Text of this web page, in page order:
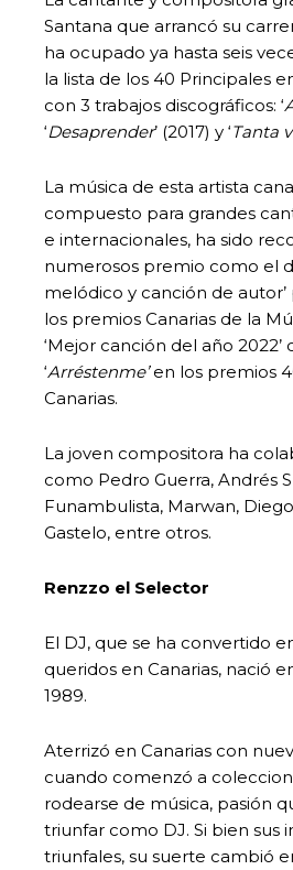
Santana que arrancó su
ha ocupado ya hasta seis
la lista de los 40 Principales
con 3 trabajos discográficos: ‘
‘Desaprender’ (2017) y ‘Tanta
La música de esta artista
compuesto para grandes
e internacionales, ha sido
numerosos premio como el
melódico y canción de autor’
los premios Canarias de la
‘Mejor canción del año 2022’
‘Arréstenme’en los premios
Canarias.
La joven compositora ha
como Pedro Guerra, Andrés
Funambulista, Marwan,
Gastelo, entre otros.
Renzzo el Selector
El DJ, que se ha convertido
queridos en Canarias, nació
1989.
Aterrizó en Canarias con
cuando comenzó a
rodearse de música, pasión
triunfar como DJ. Si bien sus
triunfales, su suerte cambió